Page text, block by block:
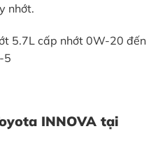
nhớt.
5.7L cấp nhớt 0W-20 đến
5
INNOVA tại